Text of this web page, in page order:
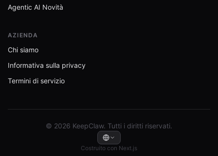
Agentic AI Novità
AZIENDA
Chi siamo
Informativa sulla privacy
Termini di servizio
© 2026 KeepClaw. Tutti i diritti riservati.
Costruito con Next.js